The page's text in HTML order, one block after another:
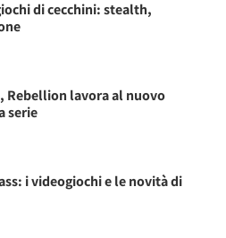
di cecchini: stealth,
Rebellion lavora al nuovo
serie
i videogiochi e le novità di